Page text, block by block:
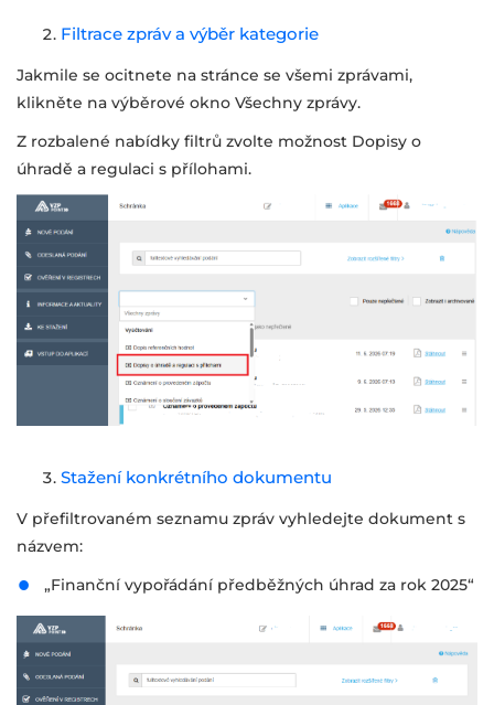
Filtrace zpráv a výběr kategorie
Jakmile se ocitnete na stránce se všemi zprávami,
klikněte na výběrové okno Všechny zprávy.
Z rozbalené nabídky filtrů zvolte možnost Dopisy o
úhradě a regulaci s přílohami.
Stažení konkrétního dokumentu
V přefiltrovaném seznamu zpráv vyhledejte dokument s
názvem:
„Finanční vypořádání předběžných úhrad za rok 2025“